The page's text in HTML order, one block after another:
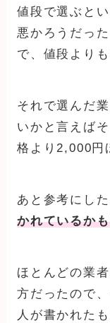
値段で選ぶと
悪かろうだっ
で、値段より
それで選んだ
いかと言えば
格より2,000円
あと参考にした
かれているか
ほとんどの業
方だったので
人が書かれた